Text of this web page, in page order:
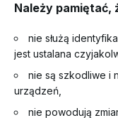
Należy pamiętać,
nie służą
jest ustalana
nie są szkodliwe i
urządzeń,
nie powodują